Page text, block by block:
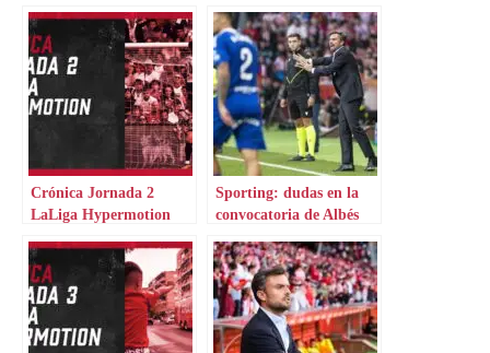
Crónica Jornada 2
LaLiga Hypermotion
Sporting: dudas en la
convocatoria de Albés